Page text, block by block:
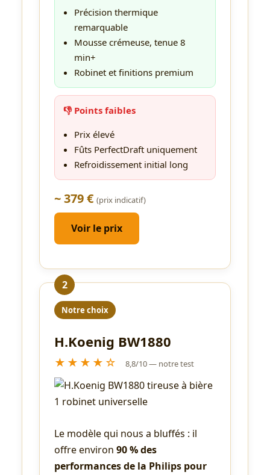
Précision thermique
remarquable
Mousse crémeuse, tenue 8
min+
Robinet et finitions premium
👎 Points faibles
Prix élevé
Fûts PerfectDraft uniquement
Refroidissement initial long
~ 379 € (prix indicatif)
Voir le prix
2
Notre choix
H.Koenig BW1880
★★★★☆ 8,8/10 — notre test
Le modèle qui nous a bluffés : il
offre environ 90 % des
performances de la Philips pour